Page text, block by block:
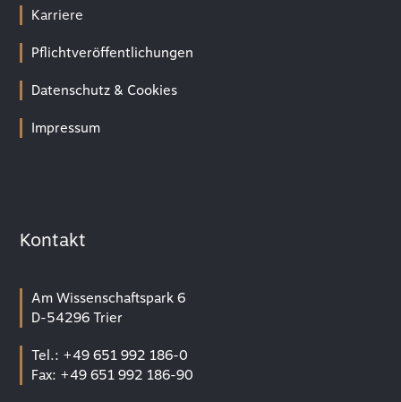
Karriere
Pflichtveröffentlichungen
Datenschutz & Cookies
Impressum
Kontakt
Am Wissenschaftspark 6
D-54296 Trier
Tel.: +49 651 992 186-0
Fax: +49 651 992 186-90